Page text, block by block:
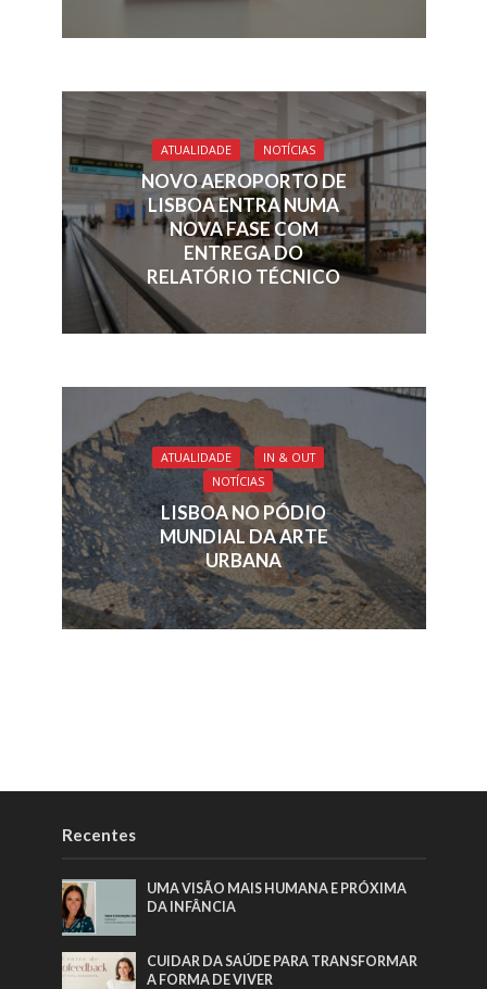
ATUALIDADE NOTÍCIAS
NOVO AEROPORTO DE
LISBOA ENTRA NUMA
NOVA FASE COM
ENTREGA DO
RELATÓRIO TÉCNICO
ATUALIDADE
IN & OUT
NOTÍCIAS
LISBOA NO PÓDIO
MUNDIAL DA ARTE
URBANA
Recentes
UMA VISÃO MAIS HUMANA E PRÓXIMA
DA INFÂNCIA
CUIDAR DA SAÚDE PARA TRANSFORMAR
A FORMA DE VIVER